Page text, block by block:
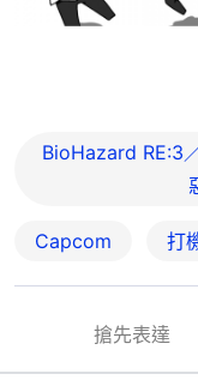
BioHazard RE:3
Capcom 打
搶先表達